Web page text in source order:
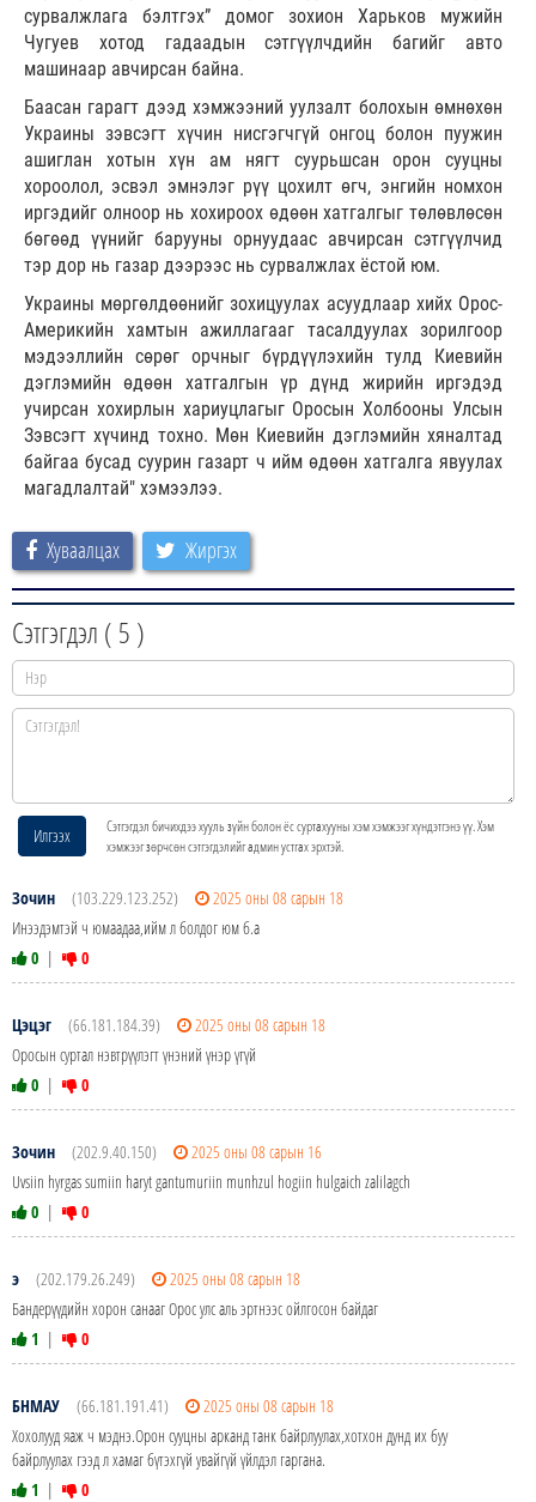
сурвалжлага бэлтгэх” домог зохион Харьков мужийн
Чугуев хотод гадаадын сэтгүүлчдийн багийг авто
машинаар авчирсан байна.
Баасан гарагт дээд хэмжээний уулзалт болохын өмнөхөн
Украины зэвсэгт хүчин нисгэгчгүй онгоц болон пуужин
ашиглан хотын хүн ам нягт суурьшсан орон сууцны
хороолол, эсвэл эмнэлэг рүү цохилт өгч, энгийн номхон
иргэдийг олноор нь хохироох өдөөн хатгалгыг төлөвлөсөн
бөгөөд үүнийг барууны орнуудаас авчирсан сэтгүүлчид
тэр дор нь газар дээрээс нь сурвалжлах ёстой юм.
Украины мөргөлдөөнийг зохицуулах асуудлаар хийх Орос-
Америкийн хамтын ажиллагааг тасалдуулах зорилгоор
мэдээллийн сөрөг орчныг бүрдүүлэхийн тулд Киевийн
дэглэмийн өдөөн хатгалгын үр дүнд жирийн иргэдэд
учирсан хохирлын хариуцлагыг Оросын Холбооны Улсын
Зэвсэгт хүчинд тохно. Мөн Киевийн дэглэмийн хяналтад
байгаа бусад суурин газарт ч ийм өдөөн хатгалга явуулах
магадлалтай" хэмээлээ.
Хуваалцах Жиргэх
Сэтгэгдэл ( 5 )
Илгээх
Сэтгэгдэл бичихдээ хууль зүйн болон ёс суртахууны хэм хэмжээг хүндэтгэнэ үү. Хэм
хэмжээг зөрчсөн сэтгэгдэлийг админ устгах эрхтэй.
Зочин (103.229.123.252)
2025 оны 08 сарын 18
Инээдэмтэй ч юмаадаа,ийм л болдог юм б.а
0 | 0
Цэцэг (66.181.184.39)
2025 оны 08 сарын 18
Оросын суртал нэвтрүүлэгт үнэний үнэр үгүй
0 | 0
Зочин (202.9.40.150)
2025 оны 08 сарын 16
Uvsiin hyrgas sumiin haryt gantumuriin munhzul hogiin hulgaich zalilagch
0 | 0
э (202.179.26.249)
2025 оны 08 сарын 18
Бандерүүдийн хорон санааг Орос улс аль эртнээс ойлгосон байдаг
1 | 0
БНМАУ (66.181.191.41)
2025 оны 08 сарын 18
Хохолууд яаж ч мэднэ.Орон сууцны арканд танк байрлуулах,хотхон дунд их буу
байрлуулах гээд л хамаг бүтэхгүй увайгүй үйлдэл гаргана.
1 | 0